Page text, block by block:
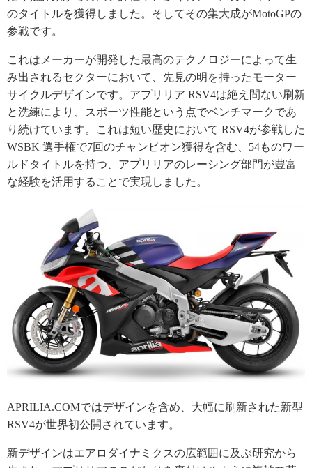
のタイトルを獲得しました。そしてその集大成がMotoGPの
参戦です。
これはメーカーが開発した最高のテクノロジーによって生
み出されるセクターにおいて、先見の明を持ったモーター
サイクルデザインです。アプリリア RSV4は絶え間ない刷新
と洗練により、スポーツ性能という点でベンチマークであ
り続けています。これは短い歴史において RSV4が参戦した
WSBK 選手権で7回のチャンピオン獲得を含む、54ものワー
ルドタイトルを持つ、アプリリアのレーシング部門が豊富
な経験を活用することで実現しました。
APRILIA.COMではデザインを含め、大幅に刷新された新型
RSV4が世界初公開されています。
新デザインはエアロダイナミクスの広範囲に及ぶ研究から